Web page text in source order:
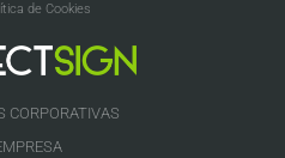
de Cookies
CORPORATIVAS